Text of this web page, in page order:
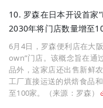
10. 罗森在日本开设首家
2030年将门店数量增至
6月4日，罗森便利店在大
own”门店。该概念旨在通
品外，这家店还出售新鲜
工厂直接运送的烘焙食品
至100家。（来源：罗森）